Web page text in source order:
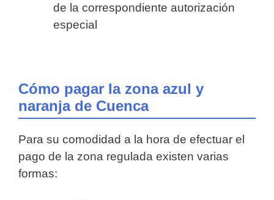
de la correspondiente autorización
especial
Cómo pagar la zona azul y
naranja de Cuenca
Para su comodidad a la hora de efectuar el
pago de la zona regulada existen varias
formas: